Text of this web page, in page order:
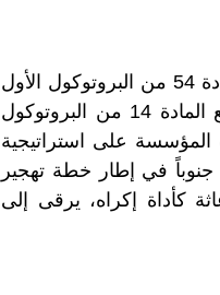
بشكل مباشر القانون الدولي الإنساني. فالمادة 54 من البروتوكول الأول
لاتفاقيات جنيف تحظر استخدام التجويع كسلاح حرب، فيما تمنع المادة 14 من البروتوكول
المؤسسة على استراتيجية
جنوباً في إطار خطة تهجير
كأداة إكراه، يرقى إلى